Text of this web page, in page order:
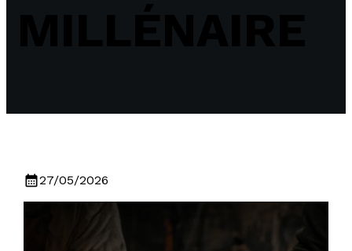
calendar_month27/05/2026